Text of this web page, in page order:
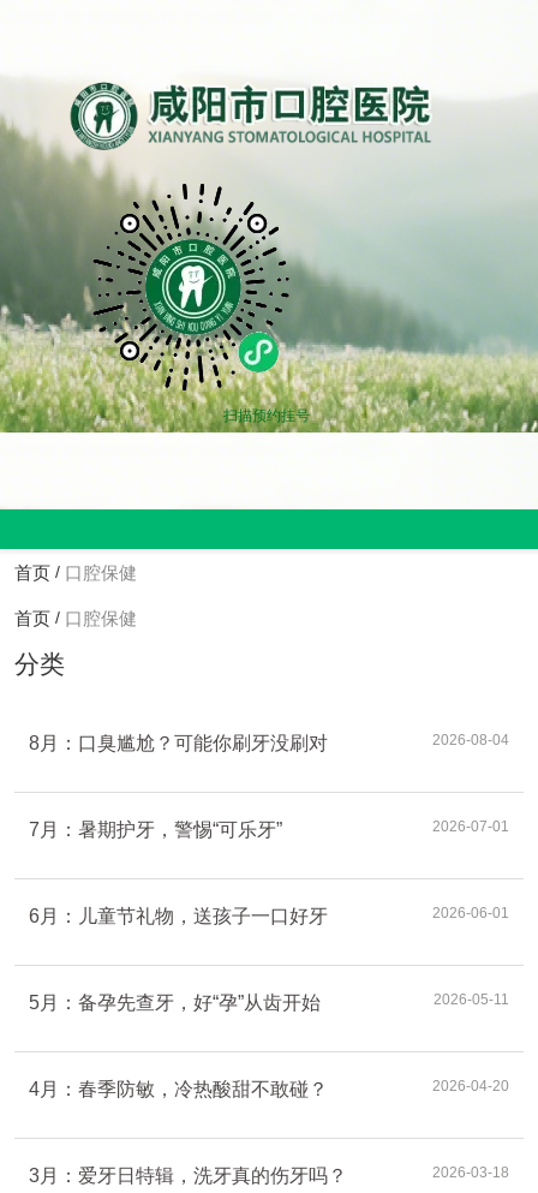
扫描预约挂号
首页 / 口腔保健
首页 / 口腔保健
分类
2026-08-04
8月：口臭尴尬？可能你刷牙没刷对
2026-07-01
7月：暑期护牙，警惕“可乐牙”
2026-06-01
6月：儿童节礼物，送孩子一口好牙
2026-05-11
5月：备孕先查牙，好“孕”从齿开始
2026-04-20
4月：春季防敏，冷热酸甜不敢碰？
2026-03-18
3月：爱牙日特辑，洗牙真的伤牙吗？